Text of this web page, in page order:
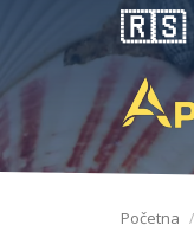
Početna